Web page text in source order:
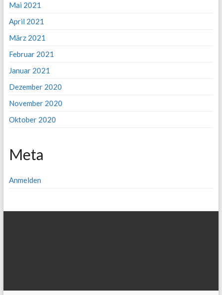
Mai 2021
April 2021
März 2021
Februar 2021
Januar 2021
Dezember 2020
November 2020
Oktober 2020
Meta
Anmelden